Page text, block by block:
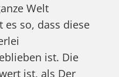
Welt
es so, dass diese
ist. Die
ist, als Der